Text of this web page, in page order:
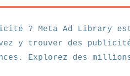
? Meta Ad Library
y trouver des
Explorez des